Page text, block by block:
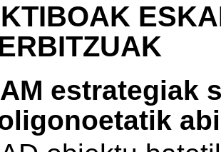
estrategiak